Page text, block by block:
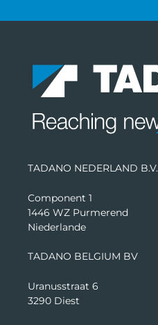
TADANO NEDERLAND B.V.
Component 1
1446 WZ Purmerend
Niederlande
TADANO BELGIUM BV
Uranusstraat 6
3290 Diest